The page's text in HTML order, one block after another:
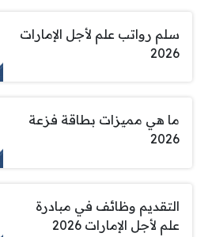
سلم رواتب علم لأجل الإمارات
2026
ما هي مميزات بطاقة فزعة
2026
التقديم وظائف في مبادرة
علم لأجل الإمارات 2026